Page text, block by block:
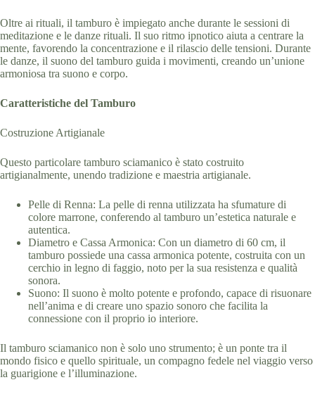
Oltre ai rituali, il tamburo è impiegato anche durante le sessioni di
meditazione e le danze rituali. Il suo ritmo ipnotico aiuta a centrare la
mente, favorendo la concentrazione e il rilascio delle tensioni. Durante
le danze, il suono del tamburo guida i movimenti, creando un’unione
armoniosa tra suono e corpo.
Caratteristiche del Tamburo
Costruzione Artigianale
Questo particolare tamburo sciamanico è stato costruito
artigianalmente, unendo tradizione e maestria artigianale.
Pelle di Renna: La pelle di renna utilizzata ha sfumature di
colore marrone, conferendo al tamburo un’estetica naturale e
autentica.
Diametro e Cassa Armonica: Con un diametro di 60 cm, il
tamburo possiede una cassa armonica potente, costruita con un
cerchio in legno di faggio, noto per la sua resistenza e qualità
sonora.
Suono: Il suono è molto potente e profondo, capace di risuonare
nell’anima e di creare uno spazio sonoro che facilita la
connessione con il proprio io interiore.
Il tamburo sciamanico non è solo uno strumento; è un ponte tra il
mondo fisico e quello spirituale, un compagno fedele nel viaggio verso
la guarigione e l’illuminazione.